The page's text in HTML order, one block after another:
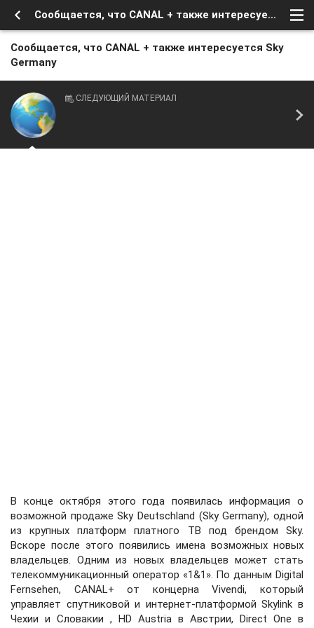
Сообщается, что CANAL + также интересуется Sky Germany
Сообщается, что CANAL + также интересуется Sky
Germany
СЛЕДУЮЩИЙ МАТЕРИАЛ
В конце октября этого года появилась информация о
возможной продаже Sky Deutschland (Sky Germany), одной
из крупных платформ платного ТВ под брендом Sky.
Вскоре после этого появились имена возможных новых
владельцев. Одним из новых владельцев может стать
телекоммуникационный оператор «1&1». По данным Digital
Fernsehen, CANAL+ от концерна Vivendi, который
управляет спутниковой и интернет-платформой Skylink в
Чехии и Словакии , HD Austria в Австрии, Direct One в